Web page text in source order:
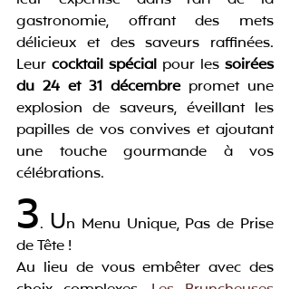
gastronomie, offrant des mets
délicieux et des saveurs raffinées.
Leur cocktail spécial pour les soirées
du 24 et 31 décembre promet une
explosion de saveurs, éveillant les
papilles de vos convives et ajoutant
une touche gourmande à vos
célébrations.
3. Un Menu Unique, Pas de Prise
de Tête !
Au lieu de vous embêter avec des